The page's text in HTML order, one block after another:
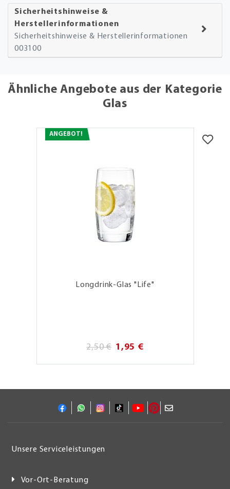
Sicherheitshinweise &
Herstellerinformationen
Sicherheitshinweise & Herstellerinformationen
003100
Ähnliche Angebote aus der Kategorie
Glas
ANGEBOT!
Longdrink-Glas "Life"
2,50 € 1,95 €
Unsere Serviceleistungen
Vor-Ort-Beratung